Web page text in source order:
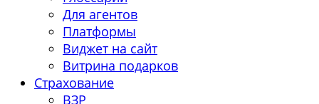
Для агентов
Платформы
Виджет на сайт
Витрина подарков
Страхование
ВЗР